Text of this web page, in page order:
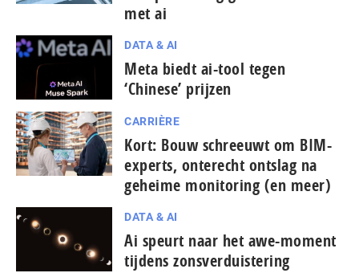
met ai
DATA & AI
Meta biedt ai-tool tegen
‘Chinese’ prijzen
CARRIÈRE
Kort: Bouw schreeuwt om BIM-
experts, onterecht ontslag na
geheime monitoring (en meer)
DATA & AI
Ai speurt naar het awe-moment
tijdens zonsverduistering